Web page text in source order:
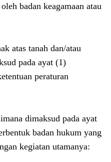
badan keagamaan atau
atas tanah dan/atau
pada ayat (1)
peraturan
dimaksud pada ayat
badan hukum yang
kegiatan utamanya: